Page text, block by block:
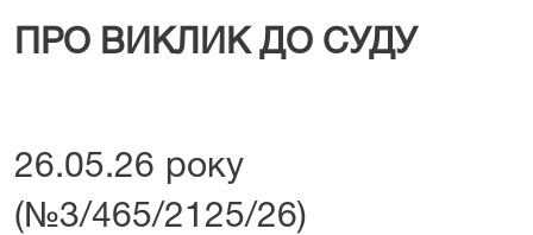
ПРО ВИКЛИК ДО СУДУ
26.05.26 року
(№3/465/2125/26)